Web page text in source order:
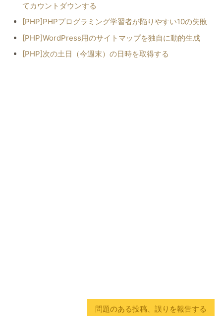
てカウントダウンする
[PHP]PHPプログラミング学習者が陥りやすい10の失敗
[PHP]WordPress用のサイトマップを独自に動的生成
[PHP]次の土日（今週末）の日時を取得する
問題のある投稿、誤りを報告する